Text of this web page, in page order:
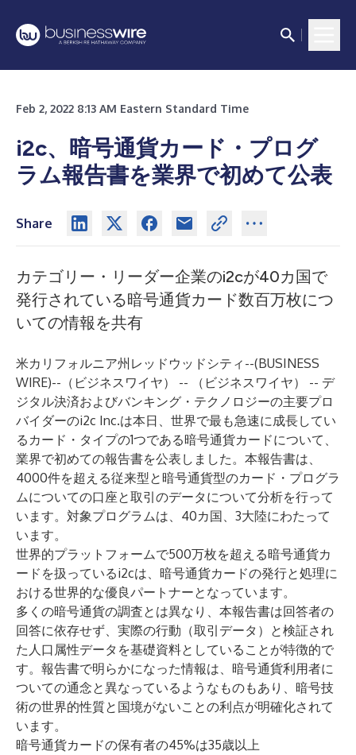
Feb 2, 2022 8:13 AM Eastern Standard Time
i2c、暗号通貨カード・プログ
ラム報告書を業界で初めて公表
Share
カテゴリー・リーダー企業のi2cが40カ国で
発行されている暗号通貨カード数百万枚につ
いての情報を共有
米カリフォルニア州レッドウッドシティ--(BUSINESS
WIRE)-- （ビジネスワイヤ） -- （ビジネスワイヤ） -- デ
ジタル決済およびバンキング・テクノロジーの主要プロ
バイダーのi2c Inc.は本日、世界で最も急速に成長してい
るカード・タイプの1つである暗号通貨カードについて、
業界で初めての報告書を公表しました。本報告書は、
4000件を超える従来型と暗号通貨型のカード・プログラ
ムについての口座と取引のデータについて分析を行って
います。対象プログラムは、40カ国、3大陸にわたって
います。
世界的プラットフォームで500万枚を超える暗号通貨カ
ードを扱っているi2cは、暗号通貨カードの発行と処理に
おける世界的な優良パートナーとなっています。
多くの暗号通貨の調査とは異なり、本報告書は回答者の
回答に依存せず、実際の行動（取引データ）と検証され
た人口属性データを基礎資料としていることが特徴的で
す。報告書で明らかになった情報は、暗号通貨利用者に
ついての通念と異なっているようなものもあり、暗号技
術の世界的性質と国境がないことの利点が明確化されて
います。
暗号通貨カードの保有者の45%は35歳以上